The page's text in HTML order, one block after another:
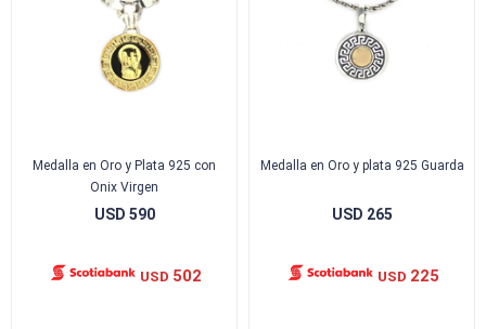
Medalla en Oro y Plata 925 con
Onix Virgen
USD 590
USD 502
Medalla en Oro y plata 925 Guarda
USD 265
USD 225